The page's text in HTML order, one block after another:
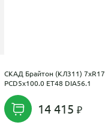
СКАД Брайтон (КЛ311) 7xR17
PCD5x100.0 ET48 DIA56.1
14 415